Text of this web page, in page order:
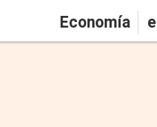
Economía